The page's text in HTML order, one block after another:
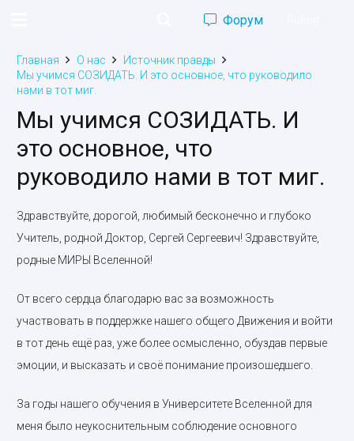
Форум
Главная О нас
Источник правды
Мы учимся СОЗИДАТЬ. И это основное, что руководило
нами в тот миг.
Мы учимся СОЗИДАТЬ. И
это основное, что
руководило нами в тот миг.
Здравствуйте, дорогой, любимый бесконечно и глубоко
Учитель, родной Доктор, Сергей Сергеевич! Здравствуйте,
родные МИРЫ Вселенной!
От всего сердца благодарю вас за возможность
участвовать в поддержке нашего общего Движения и войти
в тот день ещё раз, уже более осмысленно, обуздав первые
эмоции, и высказать и своё понимание произошедшего.
За годы нашего обучения в Университете Вселенной для
меня было неукоснительным соблюдение основного